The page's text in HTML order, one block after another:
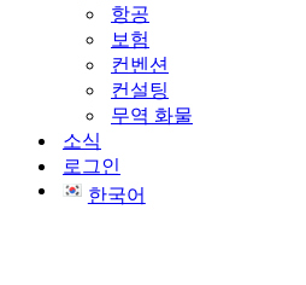
항공
보험
컨벤션
컨설팅
무역 화물
소식
로그인
한국어